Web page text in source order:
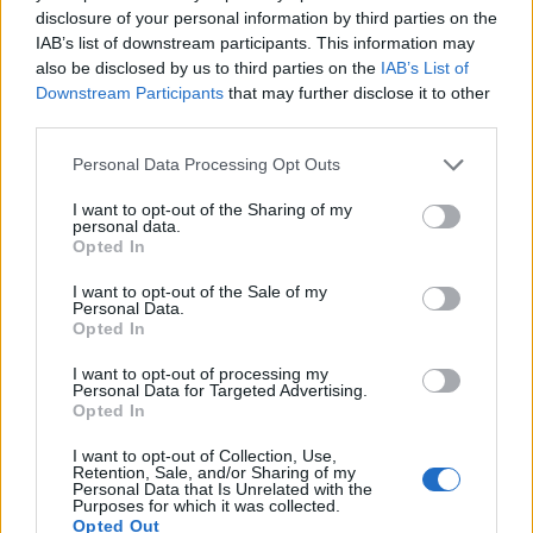
disclosure of your personal information by third parties on the
IAB’s list of downstream participants. This information may
also be disclosed by us to third parties on the IAB’s List of
Downstream Participants that may further disclose it to other
Personal Data Processing Opt Outs
I want to opt-out of the Sharing of my
personal data.
Opted In
I want to opt-out of the Sale of my
Personal Data.
Opted In
I want to opt-out of processing my
Personal Data for Targeted Advertising.
Opted In
I want to opt-out of Collection, Use,
Retention, Sale, and/or Sharing of my
Personal Data that Is Unrelated with the
Purposes for which it was collected.
Opted Out
αποτελέσουν κορυφαίες προτεραιότητες για την
κυπριακή προεδρία», τόνισε η Υφυπουργός
Ευρωπαϊκών Υποθέσεων Μαριλένα Ραούνα.
και Τουρκίας μπορεί να υπονομεύσει τις
προσπάθειες ενίσχυσης των δεσμών άμυνας με
την Άγκυρα.
«Χρειάζεται να δείξουμε ενότητα απέναντι στη
ρωσική απειλή», δήλωσε διπλωμάτης του ΝΑΤΟ,
από τα αμυντικά σχέδια της ΕΕ θα μπορούσε να
υπονομεύσει αυτήν την προσπάθεια.
Το κυπριακό ζήτημα στη σκιά των
ευρωπαϊκών εξελίξεων